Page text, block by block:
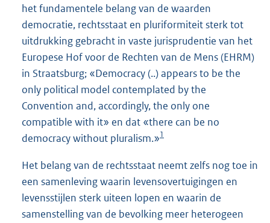
het fundamentele belang van de waarden
democratie, rechtsstaat en pluriformiteit sterk tot
uitdrukking gebracht in vaste jurisprudentie van het
Europese Hof voor de Rechten van de Mens (EHRM)
in Straatsburg; «Democracy (..) appears to be the
only political model contemplated by the
Convention and, accordingly, the only one
compatible with it» en dat «there can be no
democracy without pluralism.»1
Het belang van de rechtsstaat neemt zelfs nog toe in
een samenleving waarin levensovertuigingen en
levensstijlen sterk uiteen lopen en waarin de
samenstelling van de bevolking meer heterogeen